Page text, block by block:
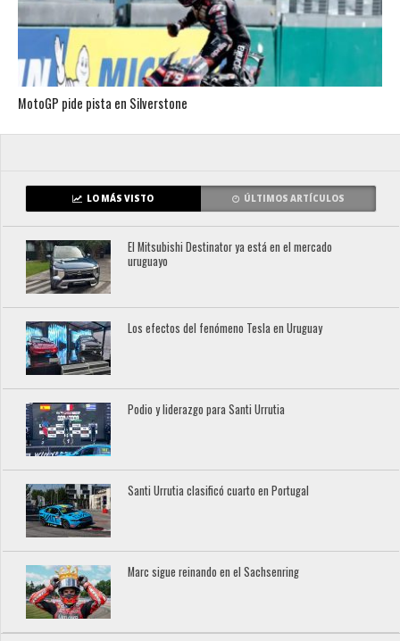
MotoGP pide pista en Silverstone
LO MÁS VISTO ÚLTIMOS ARTÍCULOS
El Mitsubishi Destinator ya está en el mercado
uruguayo
Los efectos del fenómeno Tesla en Uruguay
Podio y liderazgo para Santi Urrutia
Santi Urrutia clasificó cuarto en Portugal
Marc sigue reinando en el Sachsenring